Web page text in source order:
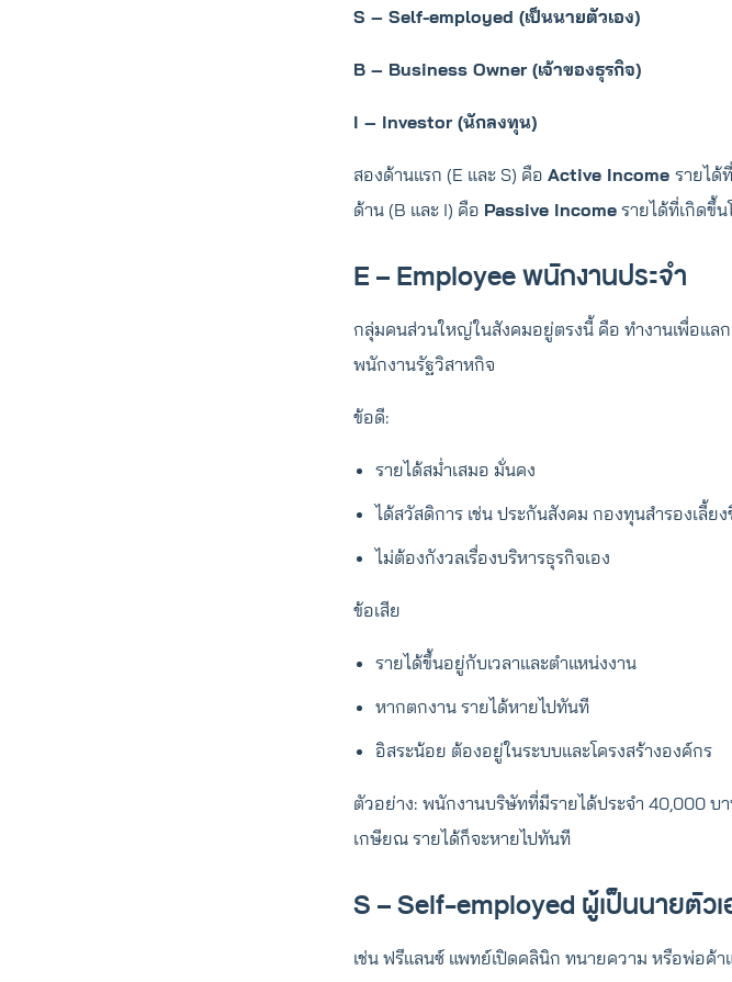
S – Self-employed (เป็นนายตัวเอง)
B – Business Owner (เจ้าของธุรกิจ)
I – Investor (นักลงทุน)
สองด้านแรก (E และ S) คือ Active Income รายได้
ด้าน (B และ I) คือ Passive Income รายได้ที่เกิดขึ้น
E – Employee พนักงานประจำ
กลุ่มคนส่วนใหญ่ในสังคมอยู่ตรงนี้ คือ ทำงานเพื่อแลก
พนักงานรัฐวิสาหกิจ
ข้อดี:
รายได้สม่ำเสมอ มั่นคง
ได้สวัสดิการ เช่น ประกันสังคม กองทุนสำรองเลี้ย
ไม่ต้องกังวลเรื่องบริหารธุรกิจเอง
ข้อเสีย
รายได้ขึ้นอยู่กับเวลาและตำแหน่งงาน
หากตกงาน รายได้หายไปทันที
อิสระน้อย ต้องอยู่ในระบบและโครงสร้างองค์กร
ตัวอย่าง: พนักงานบริษัทที่มีรายได้ประจำ 40,000
เกษียณ รายได้ก็จะหายไปทันที
S – Self-employed ผู้เป็นนายตัวเ
เช่น ฟรีแลนซ์ แพทย์เปิดคลินิก ทนายความ หรือพ่อค้